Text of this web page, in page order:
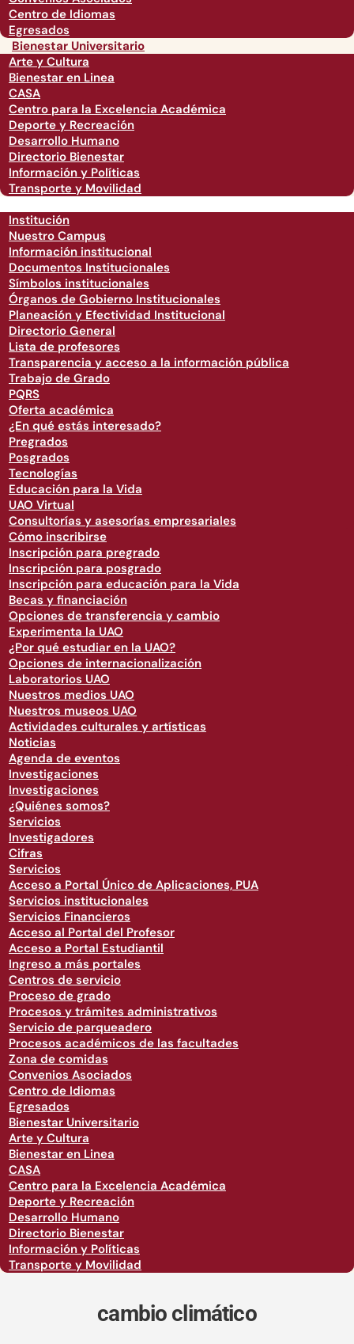
Centro de Idiomas
Egresados
Bienestar Universitario
Arte y Cultura
Bienestar en Linea
CASA
Centro para la Excelencia Académica
Deporte y Recreación
Desarrollo Humano
Directorio Bienestar
Información y Políticas
Transporte y Movilidad
Institución
Nuestro Campus
Información institucional
Documentos Institucionales
Símbolos institucionales
Órganos de Gobierno Institucionales
Planeación y Efectividad Institucional
Directorio General
Lista de profesores
Transparencia y acceso a la información pública
Trabajo de Grado
PQRS
Oferta académica
¿En qué estás interesado?
Pregrados
Posgrados
Tecnologías
Educación para la Vida
UAO Virtual
Consultorías y asesorías empresariales
Cómo inscribirse
Inscripción para pregrado
Inscripción para posgrado
Inscripción para educación para la Vida
Becas y financiación
Opciones de transferencia y cambio
Experimenta la UAO
¿Por qué estudiar en la UAO?
Opciones de internacionalización
Laboratorios UAO
Nuestros medios UAO
Nuestros museos UAO
Actividades culturales y artísticas
Noticias
Agenda de eventos
Investigaciones
Investigaciones
¿Quiénes somos?
Servicios
Investigadores
Cifras
Servicios
Acceso a Portal Único de Aplicaciones, PUA
Servicios institucionales
Servicios Financieros
Acceso al Portal del Profesor
Acceso a Portal Estudiantil
Ingreso a más portales
Centros de servicio
Proceso de grado
Procesos y trámites administrativos
Servicio de parqueadero
Procesos académicos de las facultades
Zona de comidas
Convenios Asociados
Centro de Idiomas
Egresados
Bienestar Universitario
Arte y Cultura
Bienestar en Linea
CASA
Centro para la Excelencia Académica
Deporte y Recreación
Desarrollo Humano
Directorio Bienestar
Información y Políticas
Transporte y Movilidad
cambio climático